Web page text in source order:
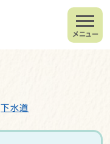
メニュー
下水道